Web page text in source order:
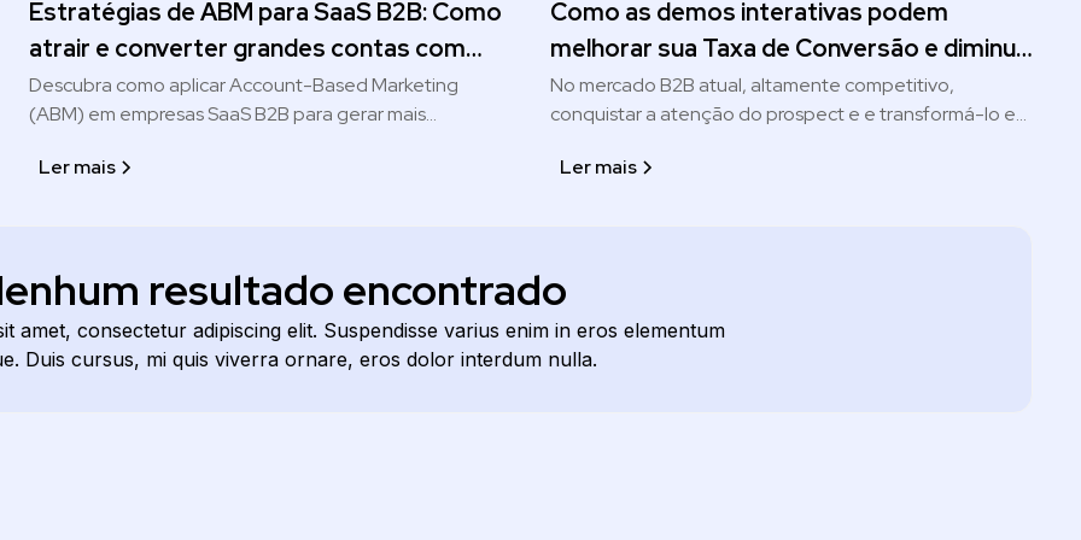
da NALK
Estratégias de ABM para SaaS B2B: Como
atrair e converter grandes contas com
eficiência
Descubra como aplicar Account-Based Marketing
(ABM) em empresas SaaS B2B para gerar mais
e modernas para seu time de marketing e vendas.
Ler mais
Como as demos interativas podem
melhorar sua Taxa de Conversão e diminuir
o ciclo de venda do cliente?
No mercado B2B atual, altamente competitivo,
conquistar a atenção do prospect e e transformá-lo em
que vão além do que a maioria das empresas de
Ler mais
resultado encontrado
amet, consectetur adipiscing elit. Suspendisse varius enim in eros elementum
Duis cursus, mi quis viverra ornare, eros dolor interdum nulla.